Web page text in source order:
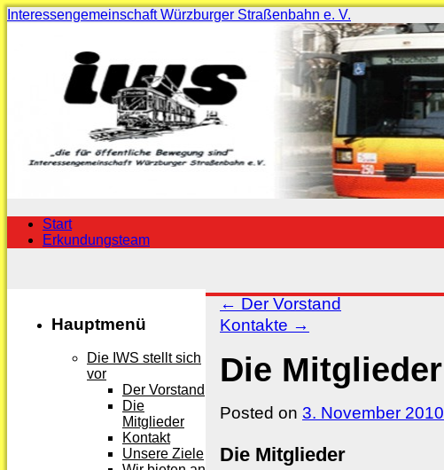
Interessengemeinschaft Würzburger Straßenbahn e. V.
Skip
Start
Erkundungsteam
← Der Vorstand
Kontakte →
Die Mitglieder
Posted on 3. November 2010
Die Mitglieder
Hauptmenü
Die IWS stellt sich
vor
Der Vorstand
Die
Mitglieder
Kontakt
Unsere Ziele